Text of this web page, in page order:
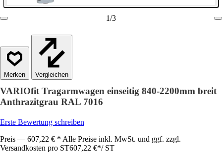
1/3
Vergleichen
VARIOfit Tragarmwagen einseitig 840-2200mm breit
Anthrazitgrau RAL 7016
Erste Bewertung schreiben
Preis — 607,22 € * Alle Preise inkl. MwSt. und ggf. zzgl.
Versandkosten pro ST607,22 €*/ ST